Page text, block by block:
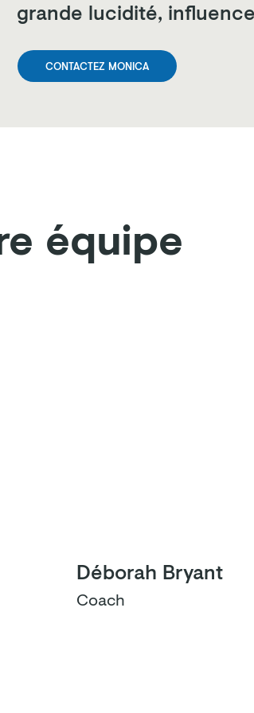
grande lucidité,
CONTACTEZ MONICA
équipe
Déborah Bryant
Coach